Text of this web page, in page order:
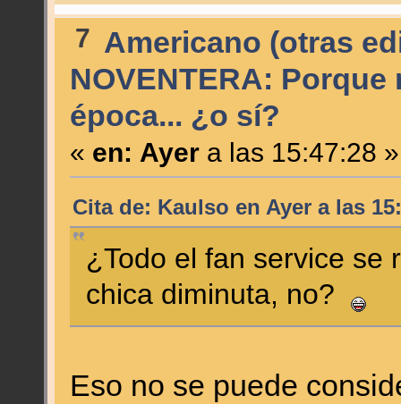
7 Americano (otras
NOVENTERA:
época... ¿o sí?
« en: Ayera las 15:47:28 »
Cita de: Kaulso en Ayera las
¿Todo el fan service se
chica diminuta, no?
Eso no se puede